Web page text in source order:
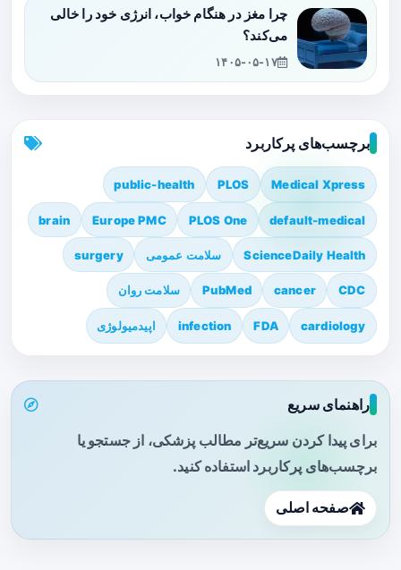
چرا مغز در هنگام خواب، انرژی خود را خالی
می‌کند؟
۱۴۰۵-۰۵-۱۷
برچسب‌های پرکاربرد
Medical Xpress
PLOS
public-health
default-medical
PLOS One
Europe PMC
brain
ScienceDaily Health سلامت عمومی surgery
CDC
cancer
PubMed سلامت روان
cardiology
FDA
infection اپیدمیولوژی
راهنمای سریع
برای پیدا کردن سریع‌تر مطالب پزشکی، از جستجو یا
برچسب‌های پرکاربرد استفاده کنید.
صفحه اصلی